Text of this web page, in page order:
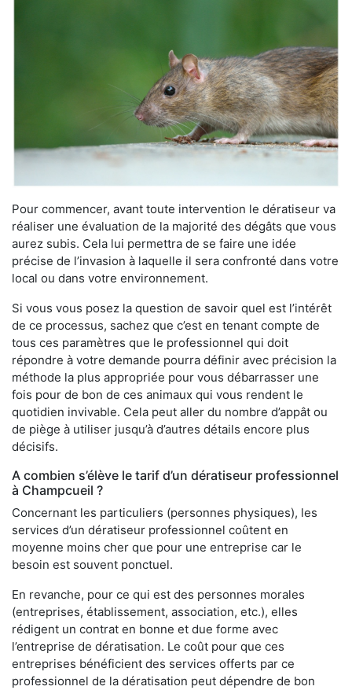
Pour commencer, avant toute intervention le dératiseur va
réaliser une évaluation de la majorité des dégâts que vous
aurez subis. Cela lui permettra de se faire une idée
précise de l’invasion à laquelle il sera confronté dans votre
local ou dans votre environnement.
Si vous vous posez la question de savoir quel est l’intérêt
de ce processus, sachez que c’est en tenant compte de
tous ces paramètres que le professionnel qui doit
répondre à votre demande pourra définir avec précision la
méthode la plus appropriée pour vous débarrasser une
fois pour de bon de ces animaux qui vous rendent le
quotidien invivable. Cela peut aller du nombre d’appât ou
de piège à utiliser jusqu’à d’autres détails encore plus
décisifs.
A combien s’élève le tarif d’un dératiseur professionnel
à Champcueil ?
Concernant les particuliers (personnes physiques), les
services d’un dératiseur professionnel coûtent en
moyenne moins cher que pour une entreprise car le
besoin est souvent ponctuel.
En revanche, pour ce qui est des personnes morales
(entreprises, établissement, association, etc.), elles
rédigent un contrat en bonne et due forme avec
l’entreprise de dératisation. Le coût pour que ces
entreprises bénéficient des services offerts par ce
professionnel de la dératisation peut dépendre de bon